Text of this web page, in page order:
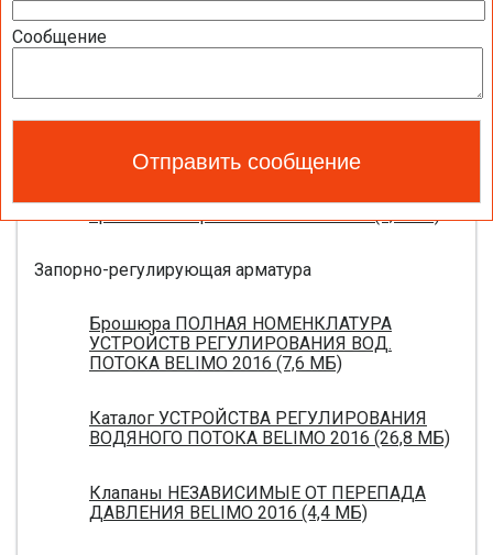
Сообщение
Полный обзор электроприводов для систем
вентиляции 2016 (17,5 МБ)
Каталог ЭЛЕКТРОПРИВОДЫ ДЛЯ
ВОЗДУШНЫХ ЗАСЛОНОК BELIMO 2016 (18,2
Запорно-регулирующая арматура
Брошюра ПОЛНАЯ НОМЕНКЛАТУРА
УСТРОЙСТВ РЕГУЛИРОВАНИЯ ВОД.
ПОТОКА BELIMO 2016 (7,6 МБ)
Каталог УСТРОЙСТВА РЕГУЛИРОВАНИЯ
ВОДЯНОГО ПОТОКА BELIMO 2016 (26,8 МБ)
Клапаны НЕЗАВИСИМЫЕ ОТ ПЕРЕПАДА
ДАВЛЕНИЯ BELIMO 2016 (4,4 МБ)